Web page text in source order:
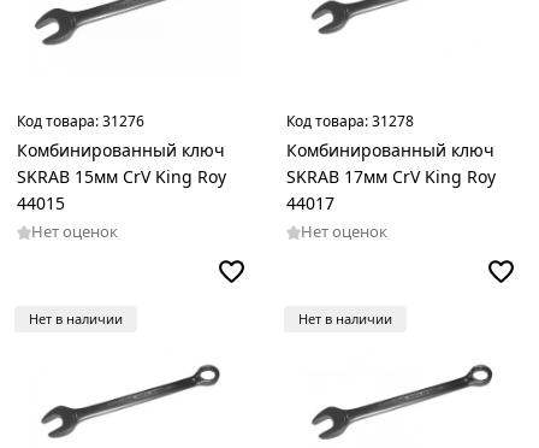
Код товара:31276
Комбинированный ключ
SKRAB 15мм CrV King Roy
44015
Нет оценок
Код товара:31278
Комбинированный ключ
SKRAB 17мм CrV King Roy
44017
Нет оценок
Нет в наличии Нет в наличии